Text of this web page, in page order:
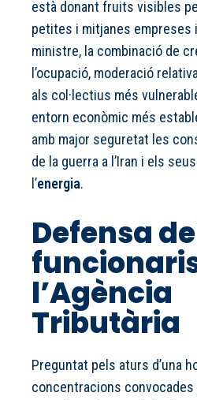
està donant fruits visibles
petites i mitjanes empreses
ministre, la combinació de
l’ocupació, moderació
als col·lectius més
entorn econòmic més
amb major seguretat les
de la guerra a l’Iran i els
l’energia.
Defensa
l’Agència
Tributària
Preguntat pels aturs d’una
concentracions convocades